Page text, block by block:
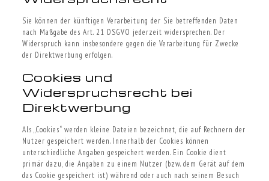
Sie können der künftigen Verarbeitung der Sie betreffenden Daten
nach Maßgabe des Art. 21 DSGVO jederzeit widersprechen. Der
Widerspruch kann insbesondere gegen die Verarbeitung für Zwecke
der Direktwerbung erfolgen.
Cookies und
Widerspruchsrecht bei
Direktwerbung
Als „Cookies“ werden kleine Dateien bezeichnet, die auf Rechnern der
Nutzer gespeichert werden. Innerhalb der Cookies können
unterschiedliche Angaben gespeichert werden. Ein Cookie dient
primär dazu, die Angaben zu einem Nutzer (bzw. dem Gerät auf dem
das Cookie gespeichert ist) während oder auch nach seinem Besuch